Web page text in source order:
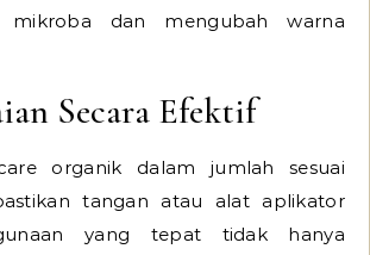
mikroba dan mengubah warna
Secara Efektif
organik dalam jumlah sesuai
tangan atau alat aplikator
yang tepat tidak hanya